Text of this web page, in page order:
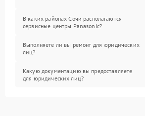
В каких районах Сочи располагаются
сервисные центры Panasonic?
Выполняете ли вы ремонт для юридических
лиц?
Какую документацию вы предоставляете
для юридических лиц?